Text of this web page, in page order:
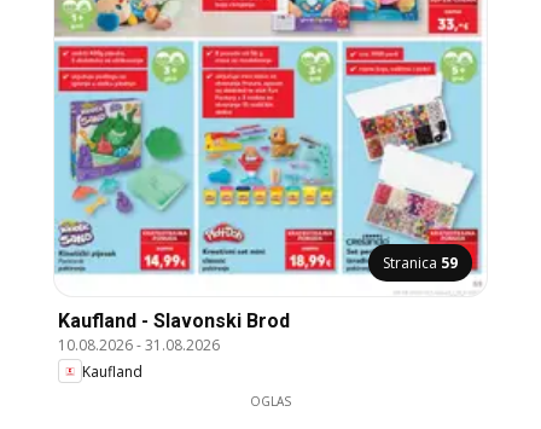
Stranica 59
Kaufland - Slavonski Brod
10.08.2026-31.08.2026
Kaufland
OGLAS